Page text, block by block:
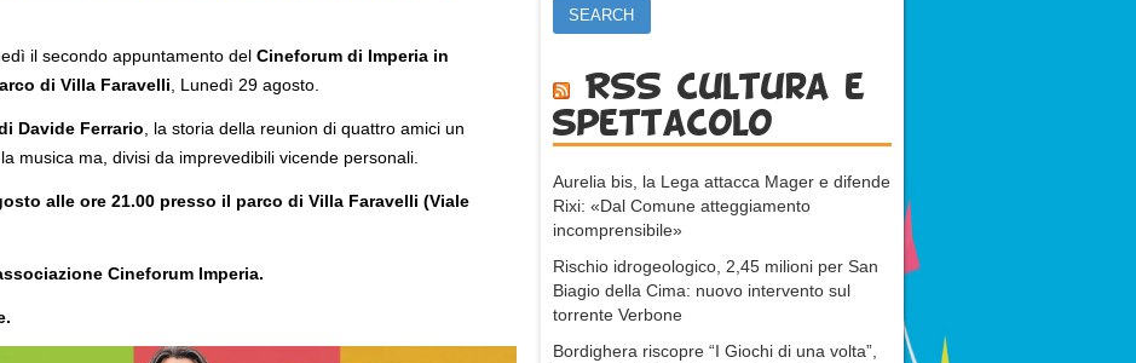
il secondo appuntamento del Cineforum di Imperia in
di Villa Faravelli , Lunedì 29 agosto.
Davide Ferrario , la storia della reunion di quattro amici un
musica ma, divisi da imprevedibili vicende personali.
alle ore 21.00 presso il parco di Villa Faravelli (Viale
Cineforum Imperia.
RSS cultura e
spettacolo
Aurelia bis, la Lega attacca Mager e difende
Rixi: «Dal Comune atteggiamento
incomprensibile»
Rischio idrogeologico, 2,45 milioni per San
Biagio della Cima: nuovo intervento sul
torrente Verbone
Bordighera riscopre “I Giochi di una volta”,